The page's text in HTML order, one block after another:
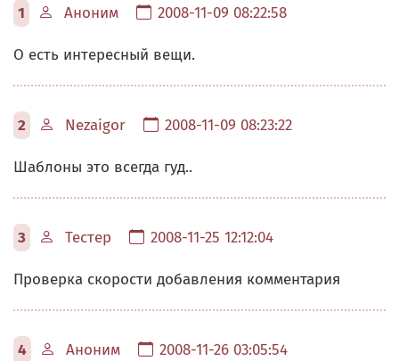
1 Аноним 2008-11-09 08:22:58
О есть интересный вещи.
2 Nezaigor 2008-11-09 08:23:22
Шаблоны это всегда гуд..
3 Тестер 2008-11-25 12:12:04
Проверка скорости добавления комментария
4 Аноним 2008-11-26 03:05:54